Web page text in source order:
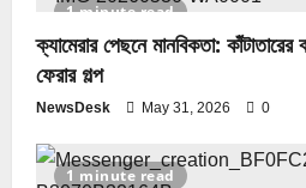
1 minute read
ক্যামেরার পেছনে মানবিকতা:
ফেরার গল্প
NewsDesk May 31, 2026 0
1 minute read